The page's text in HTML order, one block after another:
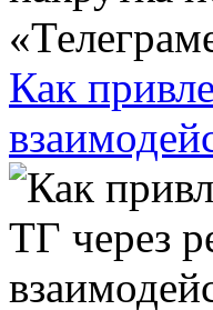
Как